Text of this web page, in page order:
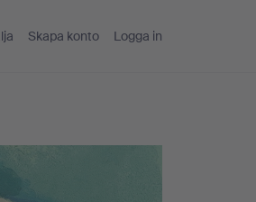
Skapa konto Logga in